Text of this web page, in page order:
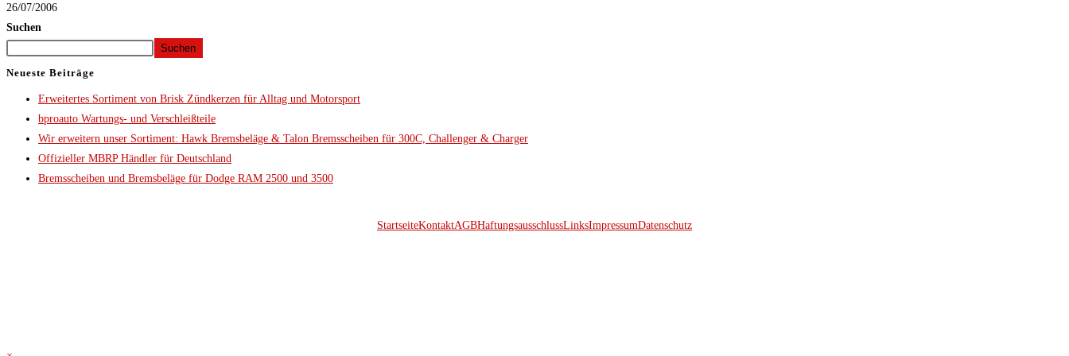
26/07/2006
Suchen
Suchen
Neueste Beiträge
Erweitertes Sortiment von Brisk Zündkerzen für Alltag und Motorsport
bproauto Wartungs- und Verschleißteile
Wir erweitern unser Sortiment: Hawk Bremsbeläge & Talon Bremsscheiben für 300C, Challenger & Charger
Offizieller MBRP Händler für Deutschland
Bremsscheiben und Bremsbeläge für Dodge RAM 2500 und 3500
StartseiteKontaktAGBHaftungsausschlussLinksImpressumDatenschutz